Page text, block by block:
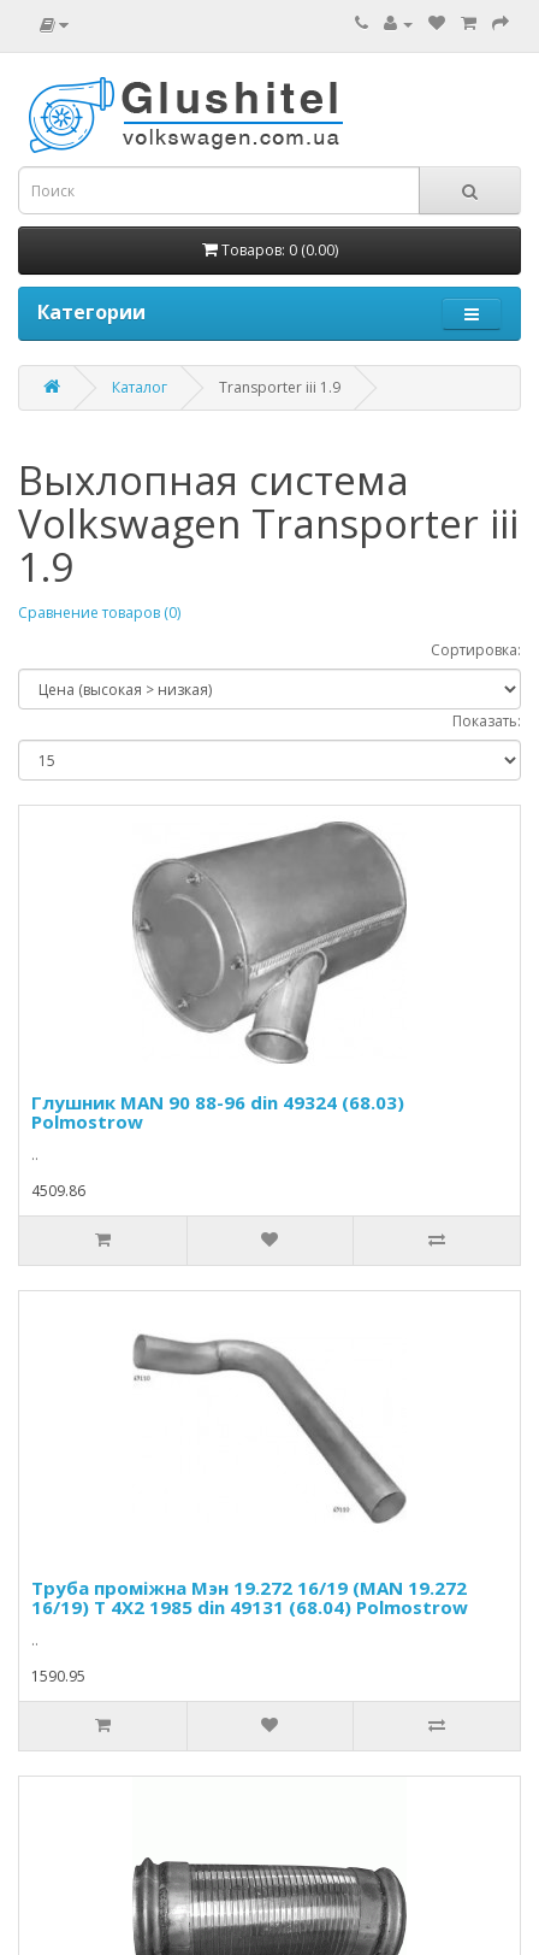
Товаров: 0 (0.00)
Категории
Каталог Transporter iii 1.9
Выхлопная система
Volkswagen Transporter iii
1.9
Сравнение товаров (0)
Сортировка:
Показать:
Глушник MAN 90 88-96 din 49324 (68.03)
Polmostrow
..
4509.86
Труба проміжна Мэн 19.272 16/19 (MAN 19.272
16/19) T 4X2 1985 din 49131 (68.04) Polmostrow
..
1590.95